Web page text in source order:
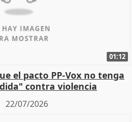
01:12
el pacto PP-Vox no tenga
contra violencia
22/07/2026